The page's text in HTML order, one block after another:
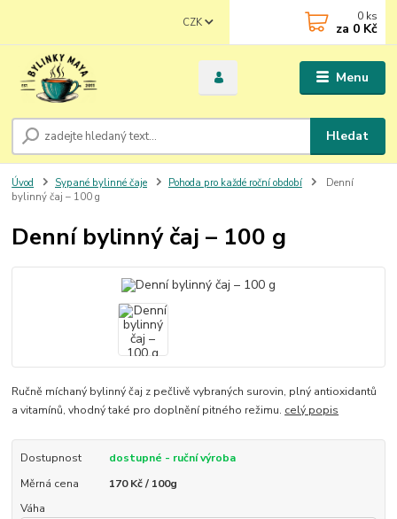
Menu
CZK
Hledat
0 ks
za 0 Kč
Úvod Sypané bylinné čaje Pohoda pro každé roční období
Denní
bylinný čaj – 100 g
Denní bylinný čaj – 100 g
Ručně míchaný bylinný čaj z pečlivě vybraných surovin, plný antioxidantů
a vitamínů, vhodný také pro doplnění pitného režimu. celý popis
Dostupnost
dostupné - ruční výroba
Měrná cena
170 Kč / 100g
Váha